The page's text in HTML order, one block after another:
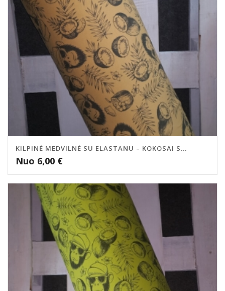
KILPINĖ MEDVILNĖ SU ELASTANU – KOKOSAI S...
Nuo 6,00 €